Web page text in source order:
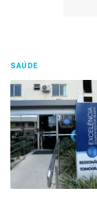
SAÚDE